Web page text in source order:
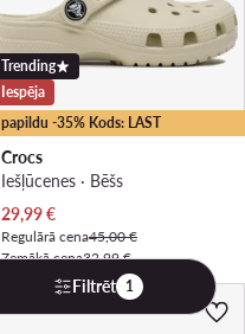
papildu -35% Kods: LAST
Trending
Iespēja
Crocs
Iešļūcenes · Bēšs
Pašreizējā cena
29,99€
Regulārā cena45,00 €
Zemākā cena32,99 €
Filtrēt 1